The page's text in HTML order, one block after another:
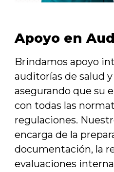
Apoyo en
Brindamos apoyo
auditorías de salud
asegurando que su
con todas las
regulaciones.
encarga de la
documentación, la
evaluaciones